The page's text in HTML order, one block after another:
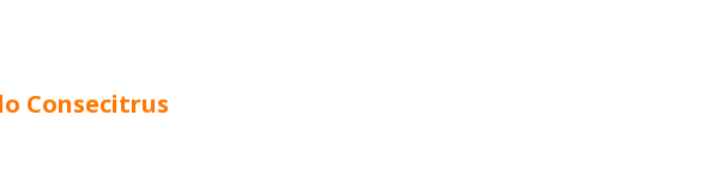
Consecitrus